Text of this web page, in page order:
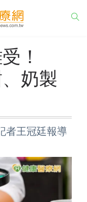
受！
奶製
者王冠廷報導